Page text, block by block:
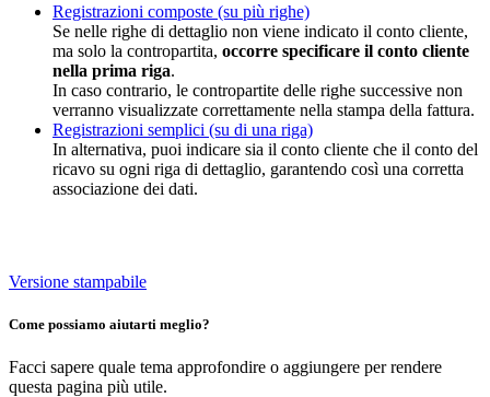
Registrazioni composte (su più righe)
Se nelle righe di dettaglio non viene indicato il conto cliente,
ma solo la contropartita, occorre specificare il conto cliente
nella prima riga.
In caso contrario, le contropartite delle righe successive non
verranno visualizzate correttamente nella stampa della fattura.
Registrazioni semplici (su di una riga)
In alternativa, puoi indicare sia il conto cliente che il conto del
ricavo su ogni riga di dettaglio, garantendo così una corretta
associazione dei dati.
Versione stampabile
Come possiamo aiutarti meglio?
Facci sapere quale tema approfondire o aggiungere per rendere
questa pagina più utile.